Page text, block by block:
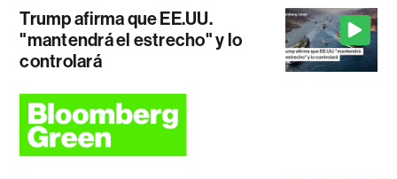
Trump afirma que EE.UU.
"mantendrá el estrecho" y lo
controlará